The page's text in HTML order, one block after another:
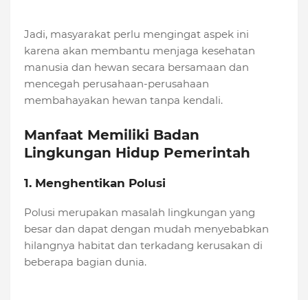
Jadi, masyarakat perlu mengingat aspek ini
karena akan membantu menjaga kesehatan
manusia dan hewan secara bersamaan dan
mencegah perusahaan-perusahaan
membahayakan hewan tanpa kendali.
Manfaat Memiliki Badan
Lingkungan Hidup Pemerintah
1. Menghentikan Polusi
Polusi merupakan masalah lingkungan yang
besar dan dapat dengan mudah menyebabkan
hilangnya habitat dan terkadang kerusakan di
beberapa bagian dunia.